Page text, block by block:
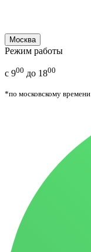
Москва
Режим работы
с 900 до 1800
*по московскому времени